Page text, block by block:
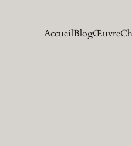
AccueilBlogŒuvre